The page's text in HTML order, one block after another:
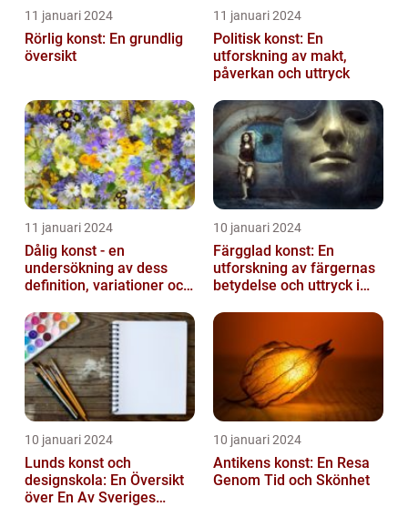
11 januari 2024
Rörlig konst: En grundlig
översikt
11 januari 2024
Politisk konst: En
utforskning av makt,
påverkan och uttryck
11 januari 2024
Dålig konst - en
undersökning av dess
definition, variationer och
10 januari 2024
Färgglad konst: En
utforskning av färgernas
betydelse och uttryck i
10 januari 2024
Lunds konst och
designskola: En Översikt
över En Av Sveriges
10 januari 2024
Antikens konst: En Resa
Genom Tid och Skönhet